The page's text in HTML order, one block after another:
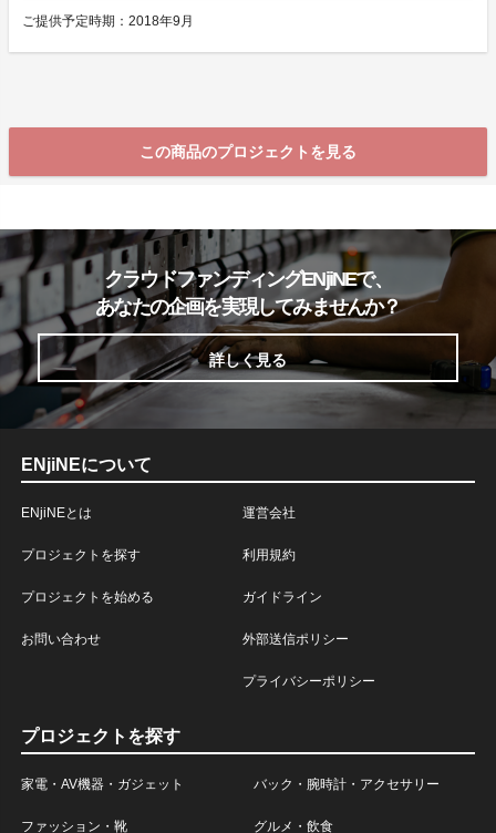
ご提供予定時期：2018年9月
この商品のプロジェクトを見る
クラウドファンディングENjiNEで、
あなたの企画を実現してみませんか？
詳しく見る
ENjiNEについて
ENjiNEとは
プロジェクトを探す
プロジェクトを始める
お問い合わせ
運営会社
利用規約
ガイドライン
外部送信ポリシー
プライバシーポリシー
プロジェクトを探す
家電・AV機器・ガジェット バック・腕時計・アクセサリー
ファッション・靴 グルメ・飲食